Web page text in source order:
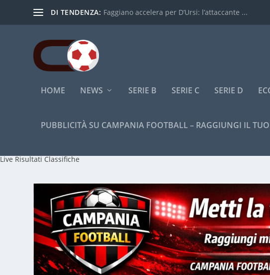
DI TENDENZA: Faggiano accelera per D’Ursi: l’attaccante ...
HOME NEWS SERIE B SERIE C SERIE D
PUBBLICITÀ SU CAMPANIA FOOTBALL – RAGGIUNGI IL TUO
Live Risultati Classifiche